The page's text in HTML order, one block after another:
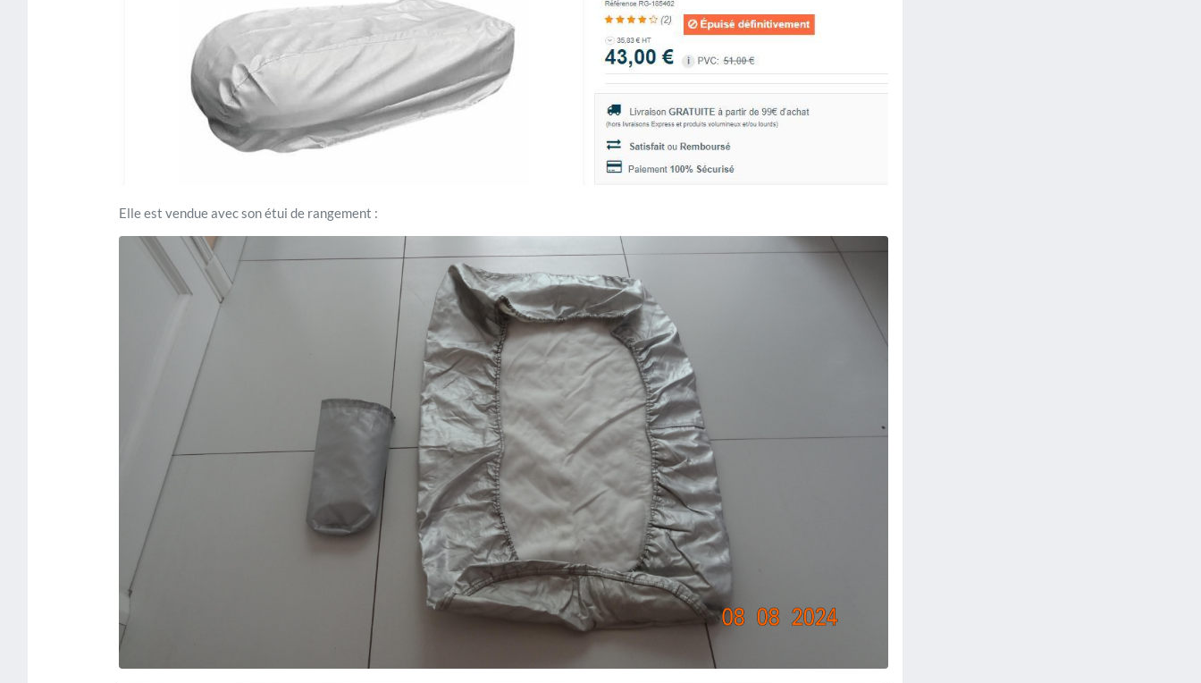
Elle est vendue avec son étui de rangement :